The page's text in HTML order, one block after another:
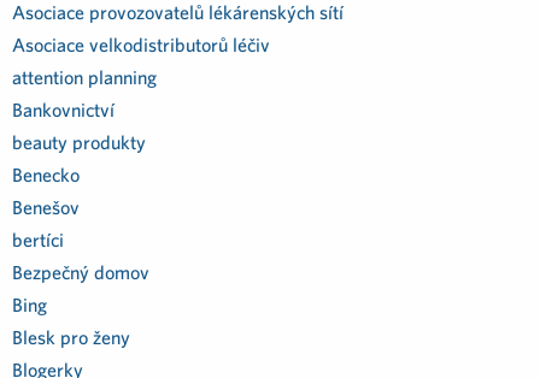
Asociace provozovatelů lékárenských sítí
Asociace velkodistributorů léčiv
attention planning
Bankovnictví
beauty produkty
Benecko
Benešov
bertíci
Bezpečný domov
Bing
Blesk pro ženy
Blogerky